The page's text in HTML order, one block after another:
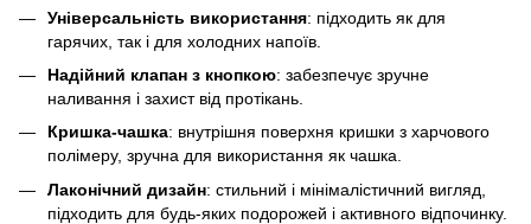
Універсальність використання: підходить як для
гарячих, так і для холодних напоїв.
Надійний клапан з кнопкою: забезпечує зручне
наливання і захист від протікань.
Кришка-чашка: внутрішня поверхня кришки з харчового
полімеру, зручна для використання як чашка.
Лаконічний дизайн: стильний і мінімалістичний вигляд,
підходить для будь-яких подорожей і активного відпочинку.